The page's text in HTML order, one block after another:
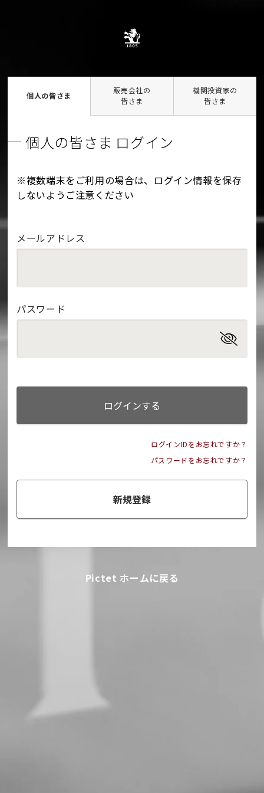
個人の皆さま
販売会社の
皆さま
機関投資家の
皆さま
個人の皆さま ログイン
※複数端末をご利用の場合は、ログイン情報を保存
しないようご注意ください
メールアドレス
パスワード
ログインする
ログインIDをお忘れですか？
パスワードをお忘れですか？
新規登録
Pictet ホームに戻る